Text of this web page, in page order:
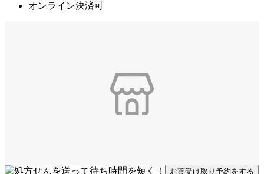
オンライン決済可
お薬受け取り予約をする